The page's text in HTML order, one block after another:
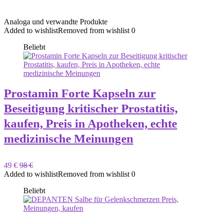
Analoga und verwandte Produkte
Added to wishlistRemoved from wishlist 0
Beliebt
Prostamin Forte Kapseln zur
Beseitigung kritischer Prostatitis,
kaufen, Preis in Apotheken, echte
medizinische Meinungen
49 € 98 €
Added to wishlistRemoved from wishlist 0
Beliebt